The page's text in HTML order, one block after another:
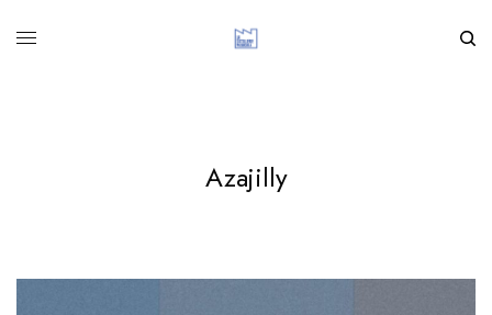
Azajilly